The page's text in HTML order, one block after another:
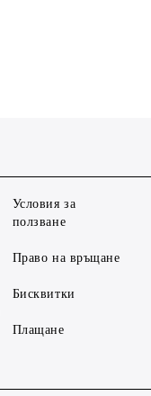
Условия за
ползване
Право на връщане
Бисквитки
Плащане